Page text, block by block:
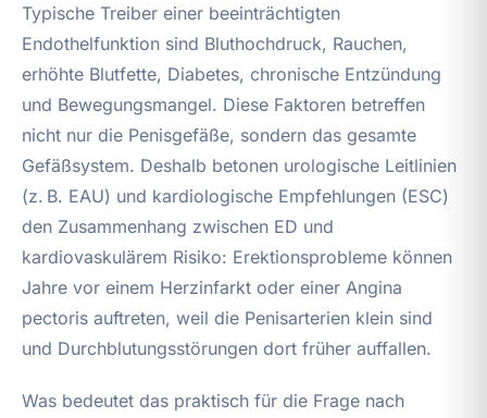
Typische Treiber einer beeinträchtigten
Endothelfunktion sind Bluthochdruck, Rauchen,
erhöhte Blutfette, Diabetes, chronische Entzündung
und Bewegungsmangel. Diese Faktoren betreffen
nicht nur die Penisgefäße, sondern das gesamte
Gefäßsystem. Deshalb betonen urologische Leitlinien
(z. B. EAU) und kardiologische Empfehlungen (ESC)
den Zusammenhang zwischen ED und
kardiovaskulärem Risiko: Erektionsprobleme können
Jahre vor einem Herzinfarkt oder einer Angina
pectoris auftreten, weil die Penisarterien klein sind
und Durchblutungsstörungen dort früher auffallen.
Was bedeutet das praktisch für die Frage nach